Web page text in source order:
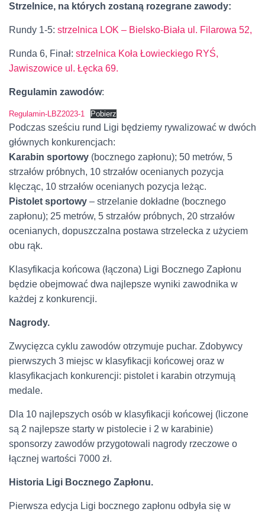
Strzelnice, na których zostaną rozegrane zawody:
Rundy 1-5: strzelnica LOK – Bielsko-Biała ul. Filarowa 52,
Runda 6, Finał: strzelnica Koła Łowieckiego RYŚ,
Jawiszowice ul. Łęcka 69.
Regulamin zawodów:
Regulamin-LBZ2023-1 Pobierz
Podczas sześciu rund Ligi będziemy rywalizować w dwóch
głównych konkurencjach:
Karabin sportowy (bocznego zapłonu); 50 metrów, 5
strzałów próbnych, 10 strzałów ocenianych pozycja
klęcząc, 10 strzałów ocenianych pozycja leżąc.
Pistolet sportowy – strzelanie dokładne (bocznego
zapłonu); 25 metrów, 5 strzałów próbnych, 20 strzałów
ocenianych, dopuszczalna postawa strzelecka z użyciem
obu rąk.
Klasyfikacja końcowa (łączona) Ligi Bocznego Zapłonu
będzie obejmować dwa najlepsze wyniki zawodnika w
każdej z konkurencji.
Nagrody.
Zwycięzca cyklu zawodów otrzymuje puchar. Zdobywcy
pierwszych 3 miejsc w klasyfikacji końcowej oraz w
klasyfikacjach konkurencji: pistolet i karabin otrzymują
medale.
Dla 10 najlepszych osób w klasyfikacji końcowej (liczone
są 2 najlepsze starty w pistolecie i 2 w karabinie)
sponsorzy zawodów przygotowali nagrody rzeczowe o
łącznej wartości 7000 zł.
Historia Ligi Bocznego Zapłonu.
Pierwsza edycja Ligi bocznego zapłonu odbyła się w